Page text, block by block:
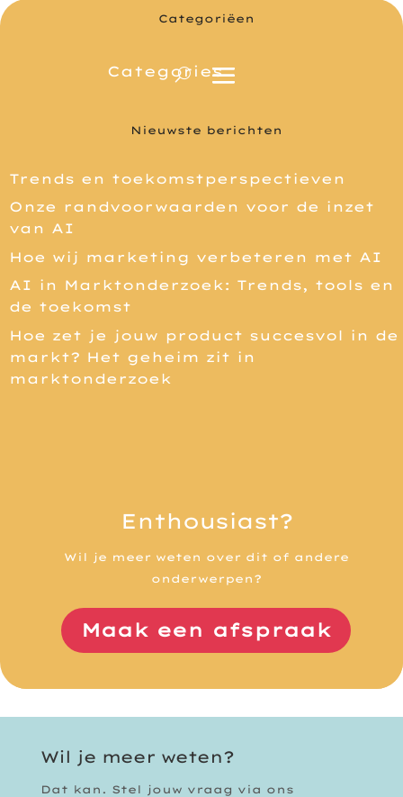
Categoriëen
Nieuwste berichten
Trends en toekomstperspectieven
Onze randvoorwaarden voor de inzet
van AI
Hoe wij marketing verbeteren met AI
AI in Marktonderzoek: Trends, tools en
de toekomst
Hoe zet je jouw product succesvol in de
markt? Het geheim zit in
marktonderzoek
Enthousiast?
Wil je meer weten over dit of andere
onderwerpen?
Maak een afspraak
Wil je meer weten?
Dat kan. Stel jouw vraag via ons